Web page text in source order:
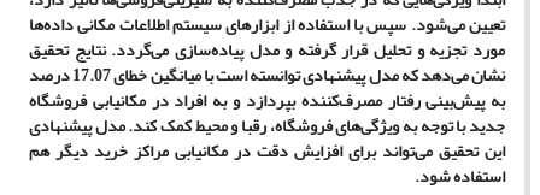
تعیین میشود. سپس با استفاده از ابزارهای سیستم اطلاعات مکانی دادهها
مورد تجزیه و تحلیل قرار گرفته و مدل پیادهسازی میگردد. نتایج تحقیق
نشان میدهد کهمدلپیشنهادیتوانستهاستبامیانگینخطای17.07 درصد
به پیشبینیرفتارمصرفکنندهبپردازد وبه افراددرمکانیابیفروشگاه
جدیدباتوجهبهویژگیهایفروشگاه،رقباومحیطکمککند.مدلپیشنهادی
اینتحقیقمیتواند برایافزایشدقتدرمکانیابیمراکزخرید دیگرهم
استفادهشود.